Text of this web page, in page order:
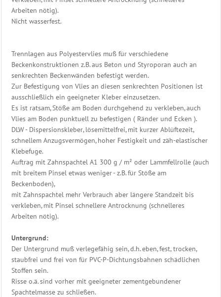
Arbeiten nötig).
Nicht wasserfest.
Trennlagen aus Polyestervlies muß für verschiedene
Beckenkonstruktionen z.B. aus Beton und Styroporan auch an
senkrechten Beckenwänden befestigt werden.
Zur Befestigung von Vlies an diesen senkrechten Positionen ist
ausschließlich ein geeigneter Kleber einzusetzen.
Es ist ratsam, Stöße am Boden durchgehend zu verkleben, auch
Vlies am Boden punktuell zu befestigen ( Ränder und Ecken ).
DLW - Dispersionskleber, lösemittelfrei, mit kurzer Ablüftezeit,
schnellem Anzugsvermögen, hoher Festigkeit und zäh-elastischer
Klebefuge.
Auftrag mit Zahnspachtel A1 300 g / m² oder Lammfellrolle (auch
mit breitem Pinsel etwas weniger - z.B. für Stöße am
Beckenboden),
mit Zahnspachtel mehr Verbrauch aber längere Standzeit bis
verkleben, mit Pinsel schnellere Antrocknung (schnelleres
Arbeiten nötig).
Untergrund:
Der Untergrund muß verlegefähig sein, d.h. eben, fest, trocken,
staubfrei und frei von für PVC-P-Dichtungsbahnen schädlichen
Stoffen sein.
Risse o.ä. sind vorher mit geeigneter zementgebundener
Spachtelmasse zu schließen.
Eisdruckpolster
Ersatzteile
Schwimmbadtechnik
Freizeitliege
Unser
Sauna
Zubehör
Shop